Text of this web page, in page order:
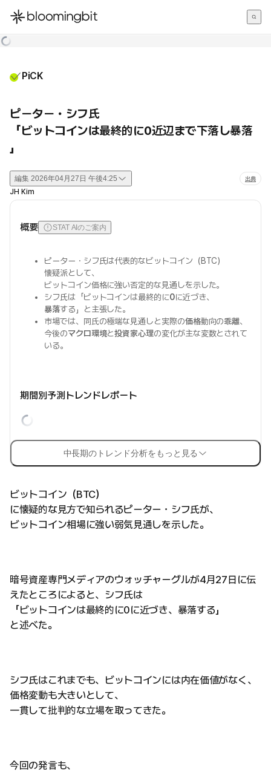
한국어
PiCK
ピーター・シフ氏
「ビットコインは最終的に0近辺まで下落し暴落
」
編集 2026年04月27日 午後4:25 出典
JH Kim
概要 STAT AIのご案内
ピーター・シフ氏は代表的なビットコイン（BTC）
懐疑派として、
ビットコイン価格に強い否定的な見通しを示した。
シフ氏は「ビットコインは最終的に0に近づき、
暴落する」と主張した。
市場では、同氏の極端な見通しと実際の価格動向の乖離、
今後のマクロ環境と投資家心理の変化が主な変数とされて
いる。
期間別予測トレンドレポート
中長期のトレンド分析をもっと見る
ビットコイン（BTC）
に懐疑的な見方で知られるピーター・シフ氏が、
ビットコイン相場に強い弱気見通しを示した。
暗号資産専門メディアのウォッチャーグルが4月27日に伝
えたところによると、シフ氏は
「ビットコインは最終的に0に近づき、暴落する」
と述べた。
シフ氏はこれまでも、ビットコインには内在価値がなく、
価格変動も大きいとして、
一貫して批判的な立場を取ってきた。
今回の発言も、